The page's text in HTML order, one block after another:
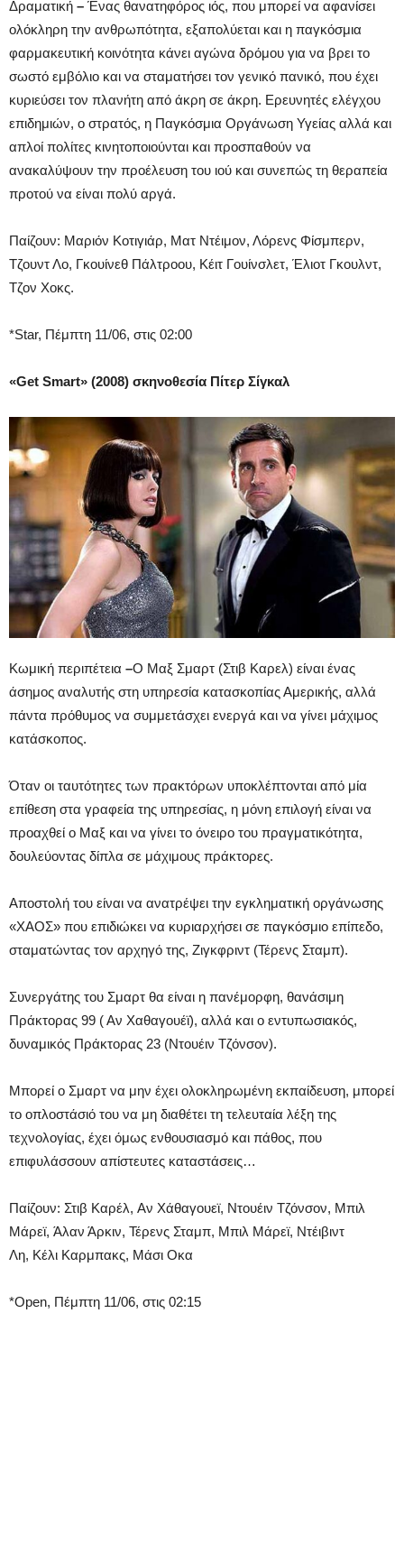
Δραματική – Ένας θανατηφόρος ιός, που μπορεί να αφανίσει
ολόκληρη την ανθρωπότητα, εξαπολύεται και η παγκόσμια
φαρμακευτική κοινότητα κάνει αγώνα δρόμου για να βρει το
σωστό εμβόλιο και να σταματήσει τον γενικό πανικό, που έχει
κυριεύσει τον πλανήτη από άκρη σε άκρη. Ερευνητές ελέγχου
επιδημιών, ο στρατός, η Παγκόσμια Οργάνωση Υγείας αλλά και
απλοί πολίτες κινητοποιούνται και προσπαθούν να
ανακαλύψουν την προέλευση του ιού και συνεπώς τη θεραπεία
προτού να είναι πολύ αργά.
Παίζουν: Μαριόν Κοτιγιάρ, Ματ Ντέιμον, Λόρενς Φίσμπερν,
Τζουντ Λο, Γκουίνεθ Πάλτροου, Κέιτ Γουίνσλετ, Έλιοτ Γκουλντ,
Τζον Χοκς.
*Star, Πέμπτη 11/06, στις 02:00
«Get Smart» (2008) σκηνοθεσία Πίτερ Σίγκαλ
Κωμική περιπέτεια –Ο Μαξ Σμαρτ (Στιβ Καρελ) είναι ένας
άσημος αναλυτής στη υπηρεσία κατασκοπίας Αμερικής, αλλά
πάντα πρόθυμος να συμμετάσχει ενεργά και να γίνει μάχιμος
κατάσκοπος.
Όταν οι ταυτότητες των πρακτόρων υποκλέπτονται από μία
επίθεση στα γραφεία της υπηρεσίας, η μόνη επιλογή είναι να
προαχθεί ο Μαξ και να γίνει το όνειρο του πραγματικότητα,
δουλεύοντας δίπλα σε μάχιμους πράκτορες.
Αποστολή του είναι να ανατρέψει την εγκληματική οργάνωσης
«ΧΑΟΣ» που επιδιώκει να κυριαρχήσει σε παγκόσμιο επίπεδο,
σταματώντας τον αρχηγό της, Ζιγκφριντ (Τέρενς Σταμπ).
Συνεργάτης του Σμαρτ θα είναι η πανέμορφη, θανάσιμη
Πράκτορας 99 ( Αν Χαθαγουέϊ), αλλά και ο εντυπωσιακός,
δυναμικός Πράκτορας 23 (Ντουέιν Τζόνσον).
Μπορεί ο Σμαρτ να μην έχει ολοκληρωμένη εκπαίδευση, μπορεί
το οπλοστάσιό του να μη διαθέτει τη τελευταία λέξη της
τεχνολογίας, έχει όμως ενθουσιασμό και πάθος, που
επιφυλάσσουν απίστευτες καταστάσεις…
Παίζουν: Στιβ Καρέλ, Αν Χάθαγουεϊ, Ντουέιν Τζόνσον, Μπιλ
Μάρεϊ, Άλαν Άρκιν, Τέρενς Σταμπ, Μπιλ Μάρεϊ, Ντέιβιντ
Λη, Κέλι Καρμπακς, Μάσι Οκα
*Open, Πέμπτη 11/06, στις 02:15